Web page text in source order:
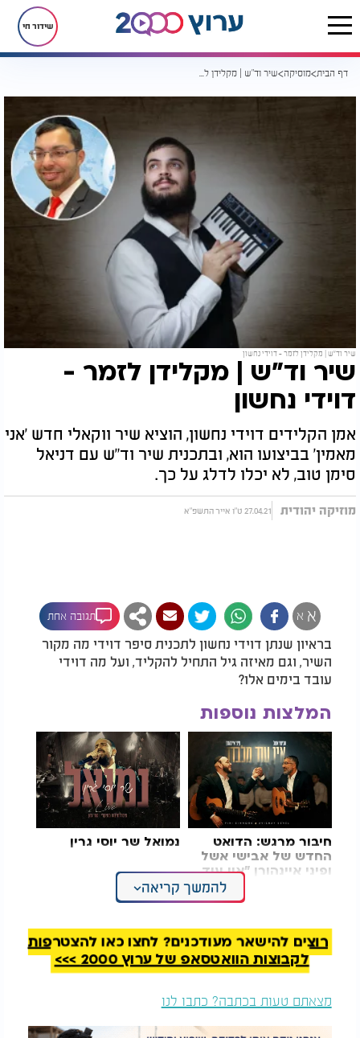
שידור חי
דף הבית מוסיקה שיר וד"ש | מקלידן לזמר - דוידי נחשון
שיר וד"ש | מקלידן לזמר - דוידי נחשון
שיר וד"ש | מקלידן לזמר -
דוידי נחשון
אמן הקלידים דוידי נחשון, הוציא שיר ווקאלי חדש 'אני
מאמין' בביצועו הוא, ובתכנית שיר וד"ש עם דניאל
סימן טוב, לא יכלו לדלג על כך.
מוזיקה יהודית 27.04.21 ט"ו אייר התשפ"א
א א תגובה אחת
בראיון שנתן דוידי נחשון לתכנית סיפר דוידי מה מקור
השיר, וגם מאיזה גיל התחיל להקליד, ועל מה דוידי
עובד בימים אלו?
המלצות נוספות
חיבור מרגש: הדואט
החדש של אבישי אשל
ופיני איינהורן "אין עוד
נמואל שר יוסי גרין
האזינו לראיון המלא:
להמשך קריאה
רוצים להישאר מעודכנים? לחצו כאן להצטרפות
לקבוצות הוואטסאפ של ערוץ 2000 >>>
מצאתם טעות בכתבה? כתבו לנו